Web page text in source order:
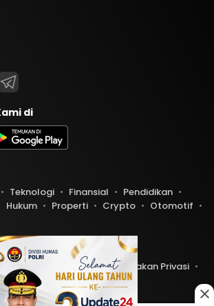
di
Teknologi Finansial
Pendidikan
Hukum Properti Crypto
Otomotif
Redaksi Kontak Kami
Kebijakan Privasi
Media Siber